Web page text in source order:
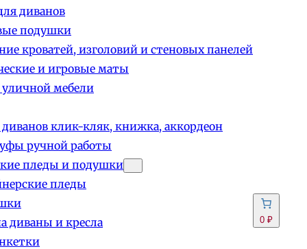
диванов
подушки
кроватей, изголовий и стеновых панелей
и игровые маты
мебели
клик-кляк, книжка, аккордеон
ручной работы
пледы и подушки
пледы
диваны и кресла
0 ₽